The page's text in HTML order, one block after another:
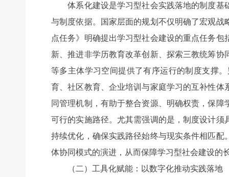
体系化建设是学习型社会实践落地的制度基
与制度依据。国家层面的规划不仅明确了宏观
点任务》明确提出学习型社会建设的重点任务
新、推进非学历教育改革创新、探索三教统筹
等多主体学习空间提供了有序运行的制度支撑
育、社区教育、企业培训与家庭学习的互补性
同管理机制，有助于整合资源、明确权责，保
可行的实施路径。尤其需强调的是，制度设计
持续优化，确保实践路径始终与现实条件相匹
体协同模式的演进，从而保障学习型社会建设的
（二）工具化赋能：以数字化推动实践落地